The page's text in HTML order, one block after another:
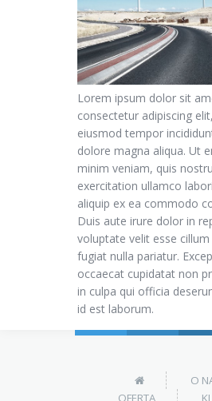
Lorem ipsum dolor sit
consectetur adipiscing
eiusmod tempor
dolore magna aliqua. Ut
minim veniam, quis
exercitation ullamco
aliquip ex ea commodo
Duis aute irure dolor in
voluptate velit esse
fugiat nulla pariatur.
occaecat cupidatat non
in culpa qui officia
id est laborum.
O
OFERTA